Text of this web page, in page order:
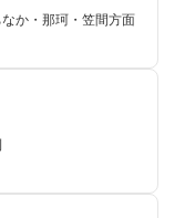
か・那珂・笠間方面